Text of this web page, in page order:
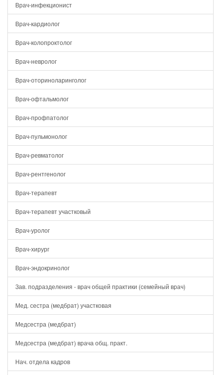
Врач-инфекционист
Врач-кардиолог
Врач-колопроктолог
Врач-невролог
Врач-оториноларинголог
Врач-офтальмолог
Врач-профпатолог
Врач-пульмонолог
Врач-ревматолог
Врач-рентгенолог
Врач-терапевт
Врач-терапевт участковый
Врач-уролог
Врач-хирург
Врач-эндокринолог
Зав. подразделения - врач общей практики (семейный врач)
Мед. сестра (медбрат) участковая
Медсестра (медбрат)
Медсестра (медбрат) врача общ. практ.
Нач. отдела кадров